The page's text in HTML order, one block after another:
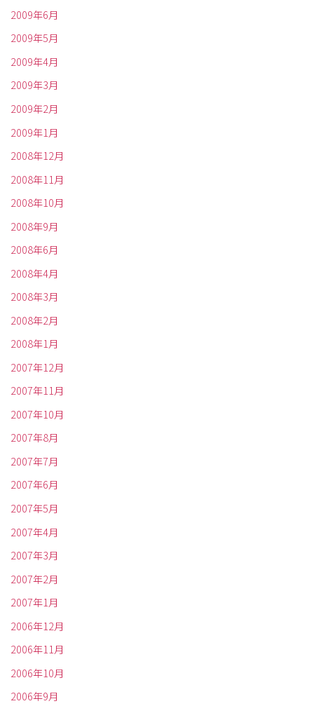
2009年6月
2009年5月
2009年4月
2009年3月
2009年2月
2009年1月
2008年12月
2008年11月
2008年10月
2008年9月
2008年6月
2008年4月
2008年3月
2008年2月
2008年1月
2007年12月
2007年11月
2007年10月
2007年8月
2007年7月
2007年6月
2007年5月
2007年4月
2007年3月
2007年2月
2007年1月
2006年12月
2006年11月
2006年10月
2006年9月